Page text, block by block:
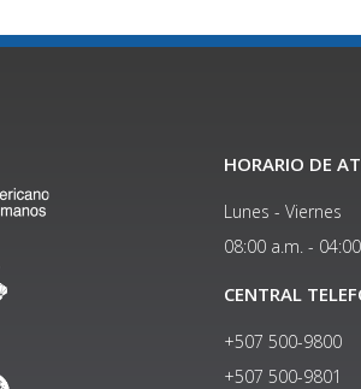
HORARIO DE
Lunes - Viernes
08:00 a.m. -
CENTRAL
+507 500-9800
+507 500-9801​